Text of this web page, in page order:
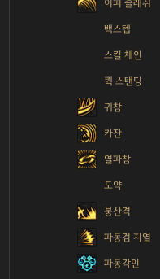
어퍼 슬래쉬
백스텝
스킬 체인
퀵 스탠딩
귀참
카잔
열파참
도약
붕산격
파동검 지열
파동각인